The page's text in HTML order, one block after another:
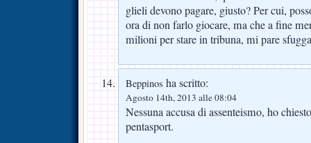
glieli devono pagare, giusto? Per cui,
ora di non farlo giocare, ma che a fine
milioni per stare in tribuna, mi pare
Beppinos ha scritto:
Agosto 14th, 2013 alle 08:04
Nessuna accusa di assenteismo, ho
pentasport.